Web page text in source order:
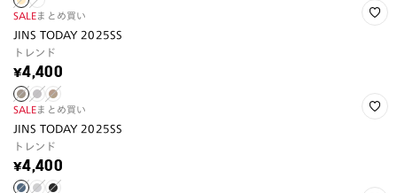
SALEまとめ買い
JINS TODAY 2025SS
トレンド
¥4,400
SALEまとめ買い
JINS TODAY 2025SS
トレンド
¥4,400